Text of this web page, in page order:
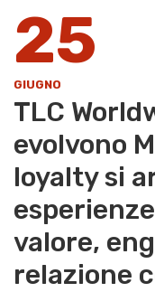
25
GIUGNO
TLC
evolvono
loyalty si
valore,
relazione